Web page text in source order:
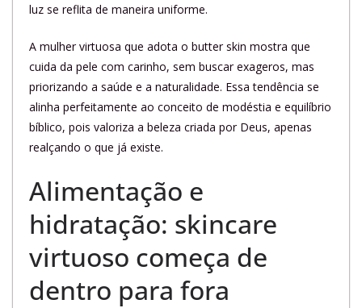
luz se reflita de maneira uniforme.
A mulher virtuosa que adota o butter skin mostra que
cuida da pele com carinho, sem buscar exageros, mas
priorizando a saúde e a naturalidade. Essa tendência se
alinha perfeitamente ao conceito de modéstia e equilíbrio
bíblico, pois valoriza a beleza criada por Deus, apenas
realçando o que já existe.
Alimentação e
hidratação: skincare
virtuoso começa de
dentro para fora